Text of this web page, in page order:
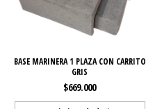
BASE MARINERA 1 PLAZA CON CARRITO
GRIS
$669.000